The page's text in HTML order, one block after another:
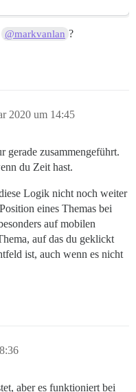
@markvanlan ?
2020 um 14:45
gerade zusammengeführt.
du Zeit hast.
Logik nicht noch weiter
eines Themas bei
auf mobilen
auf das du geklickt
ist, auch wenn es nicht
aber es funktioniert bei